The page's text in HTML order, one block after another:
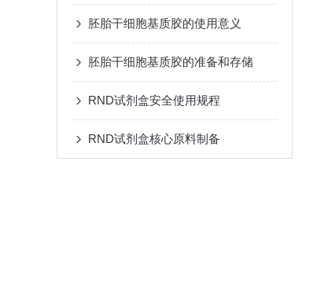
胚胎干细胞基质胶的使用意义
胚胎干细胞基质胶的准备和存储
RND试剂盒安全使用规程
RND试剂盒核心原料制备